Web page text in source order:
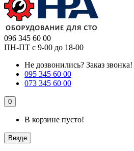
096 345 60 00
ПН-ПТ с 9-00 до 18-00
Не дозвонились? Заказ звонка!
095 345 60 00
073 345 60 00
0
В корзине пусто!
Везде